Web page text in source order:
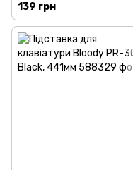
139 грн